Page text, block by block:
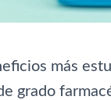
más
grado